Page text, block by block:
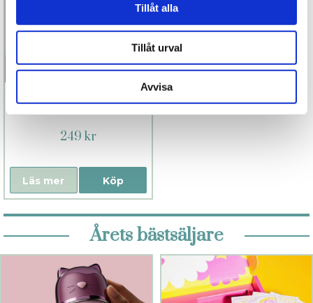
Tillåt alla
Tillåt urval
Avvisa
249 kr
Köp
Läs mer
Årets bästsäljare